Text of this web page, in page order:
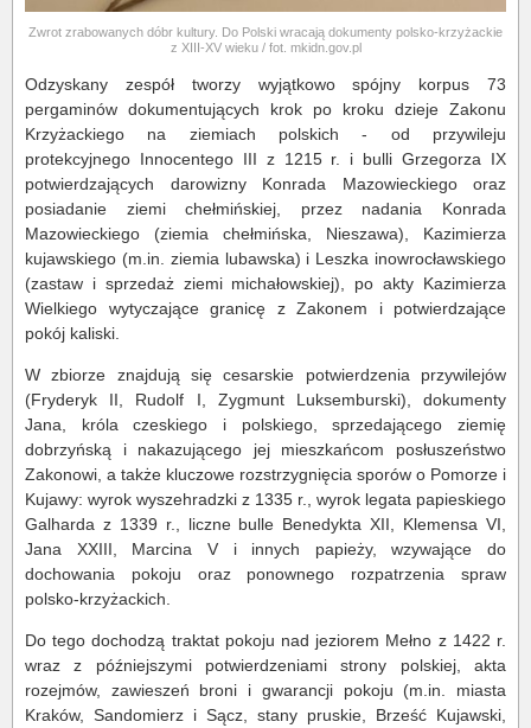
Zwrot zrabowanych dóbr kultury. Do Polski wracają dokumenty polsko-krzyżackie
z XIII-XV wieku / fot. mkidn.gov.pl
Odzyskany zespół tworzy wyjątkowo spójny korpus 73
pergaminów dokumentujących krok po kroku dzieje Zakonu
Krzyżackiego na ziemiach polskich - od przywileju
protekcyjnego Innocentego III z 1215 r. i bulli Grzegorza IX
potwierdzających darowizny Konrada Mazowieckiego oraz
posiadanie ziemi chełmińskiej, przez nadania Konrada
Mazowieckiego (ziemia chełmińska, Nieszawa), Kazimierza
kujawskiego (m.in. ziemia lubawska) i Leszka inowrocławskiego
(zastaw i sprzedaż ziemi michałowskiej), po akty Kazimierza
Wielkiego wytyczające granicę z Zakonem i potwierdzające
pokój kaliski.
W zbiorze znajdują się cesarskie potwierdzenia przywilejów
(Fryderyk II, Rudolf I, Zygmunt Luksemburski), dokumenty
Jana, króla czeskiego i polskiego, sprzedającego ziemię
dobrzyńską i nakazującego jej mieszkańcom posłuszeństwo
Zakonowi, a także kluczowe rozstrzygnięcia sporów o Pomorze i
Kujawy: wyrok wyszehradzki z 1335 r., wyrok legata papieskiego
Galharda z 1339 r., liczne bulle Benedykta XII, Klemensa VI,
Jana XXIII, Marcina V i innych papieży, wzywające do
dochowania pokoju oraz ponownego rozpatrzenia spraw
polsko-krzyżackich.
Do tego dochodzą traktat pokoju nad jeziorem Mełno z 1422 r.
wraz z późniejszymi potwierdzeniami strony polskiej, akta
rozejmów, zawieszeń broni i gwarancji pokoju (m.in. miasta
Kraków, Sandomierz i Sącz, stany pruskie, Brześć Kujawski,